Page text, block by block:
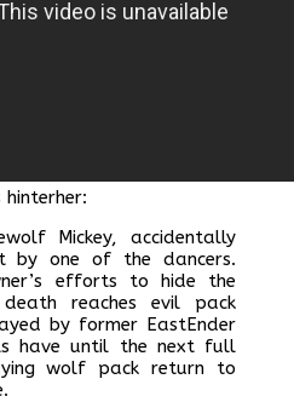
Mickey, accidentally
by one of the dancers.
efforts to hide the
reaches evil pack
by former EastEnder
have until the next full
wolf pack return to